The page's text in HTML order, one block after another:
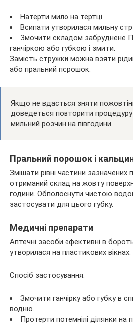
Натерти мило на тертці.
Всипати утворилася мильну
Змочити складом забруднене
ганчіркою або губкою і змити.
Замість стружки можна взяти
або пральний порошок.
Якщо не вдасться зняти
доведеться повторити
мильний розчин на півгодини.
Пральний порошок і
Змішати рівні частини зазначених
отриманий склад на жовту
години. Обполоснути чистою
застосувати для цього губку.
Медичні препарати
Аптечні засоби ефективні в
утворилася на пластикових вікнах.
Спосіб застосування:
Змочити ганчірку або губку в
водню.
Протерти потемнілі ділянки на